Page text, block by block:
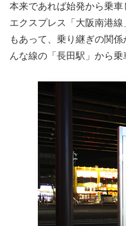
本来であれば始発から乗
エクスプレス「大阪南港
もあって、乗り継ぎの関
んな線の「長田駅」から乗